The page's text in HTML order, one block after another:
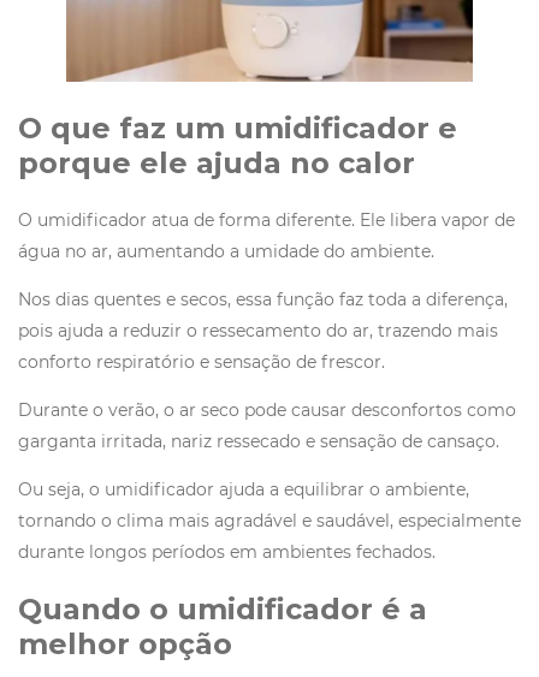
O que faz um umidificador e
porque ele ajuda no calor
O umidificador atua de forma diferente. Ele libera vapor de
água no ar, aumentando a umidade do ambiente.
Nos dias quentes e secos, essa função faz toda a diferença,
pois ajuda a reduzir o ressecamento do ar, trazendo mais
conforto respiratório e sensação de frescor.
Durante o verão, o ar seco pode causar desconfortos como
garganta irritada, nariz ressecado e sensação de cansaço.
Ou seja, o umidificador ajuda a equilibrar o ambiente,
tornando o clima mais agradável e saudável, especialmente
durante longos períodos em ambientes fechados.
Quando o umidificador é a
melhor opção